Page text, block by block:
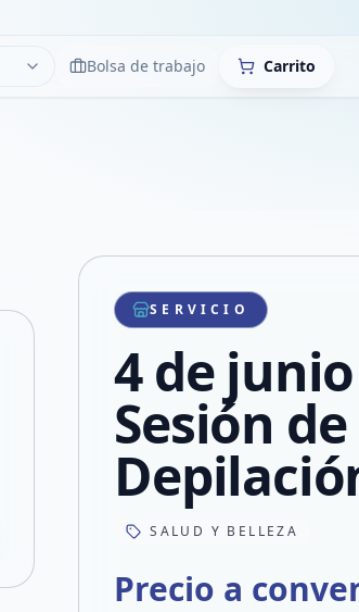
LimpiarBolsa de trabajo Carrito
Compartir producto
Compartir por WhatsApp
Compartir por mail
Compartir en Facebook
SERVICIO
4 de
Sesión de
SALUD Y BELLEZA
Precio a